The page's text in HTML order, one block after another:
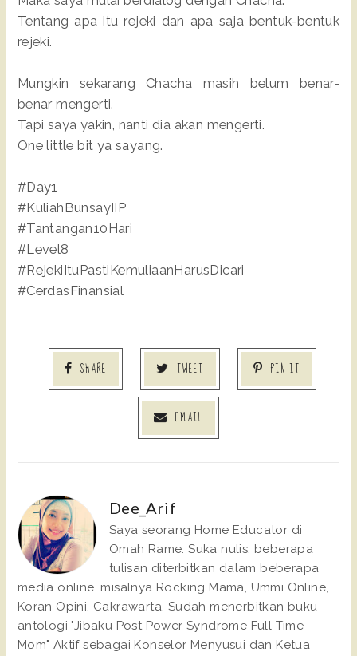
Tentang apa itu rejeki dan apa saja bentuk-bentuk
rejeki.
Mungkin sekarang Chacha masih belum benar-
benar mengerti.
Tapi saya yakin, nanti dia akan mengerti.
One little bit ya sayang.
#Day1
#KuliahBunsayIIP
#Tantangan10Hari
#Level8
#RejekiItuPastiKemuliaanHarusDicari
#CerdasFinansial
SHARE TWEET PIN IT
EMAIL
Dee_Arif
Saya seorang Home Educator di
Omah Rame. Suka nulis, beberapa
tulisan diterbitkan dalam beberapa
media online, misalnya Rocking Mama, Ummi Online,
Koran Opini, Cakrawarta. Sudah menerbitkan buku
antologi "Jibaku Post Power Syndrome Full Time
Mom" Aktif sebagai Konselor Menyusui dan Ketua